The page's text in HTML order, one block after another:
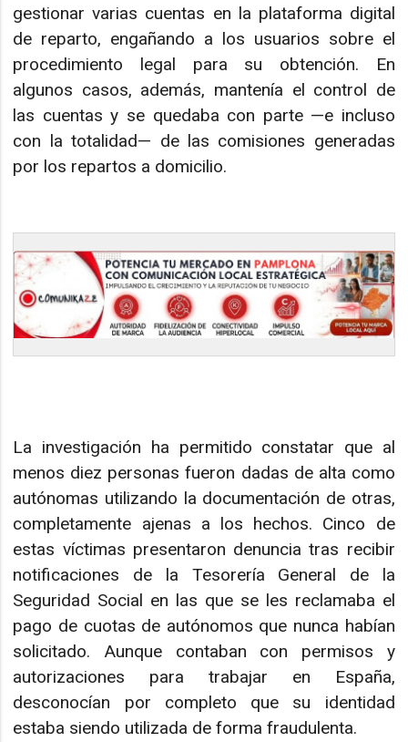
gestionar varias cuentas en la plataforma digital
de reparto, engañando a los usuarios sobre el
procedimiento legal para su obtención. En
algunos casos, además, mantenía el control de
las cuentas y se quedaba con parte —e incluso
con la totalidad— de las comisiones generadas
por los repartos a domicilio.
La investigación ha permitido constatar que al
menos diez personas fueron dadas de alta como
autónomas utilizando la documentación de otras,
completamente ajenas a los hechos. Cinco de
estas víctimas presentaron denuncia tras recibir
notificaciones de la Tesorería General de la
Seguridad Social en las que se les reclamaba el
pago de cuotas de autónomos que nunca habían
solicitado. Aunque contaban con permisos y
autorizaciones para trabajar en España,
desconocían por completo que su identidad
estaba siendo utilizada de forma fraudulenta.